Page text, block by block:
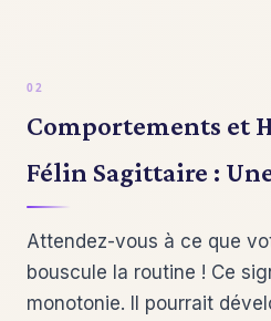
Comportements et
Félin Sagittaire :
Attendez-vous à ce que
bouscule la routine ! Ce
monotonie. Il pourrait